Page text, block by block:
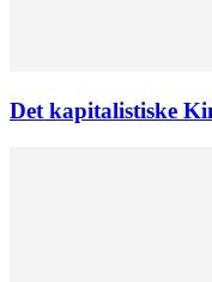
Det kapitalistiske